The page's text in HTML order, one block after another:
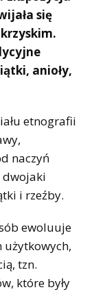
się
anioły,
etnografii
naczyń
dwojaki
i rzeźby.
ewoluuje
tzn.
które były